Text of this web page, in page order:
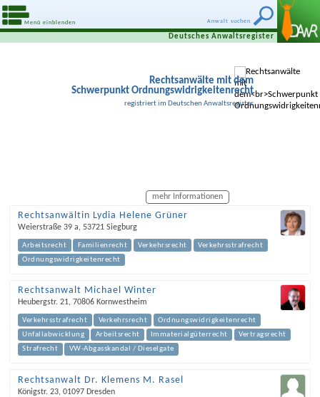
Anwalt suchen
Menü einblenden
Deutsches Anwaltsregister
Rechtsanwälte mit dem
Schwerpunkt Ordnungswidrigkeitenrecht
registriert im Deutschen Anwaltsregister
mehr Informationen
Rechtsanwältin Lydia Helene Grüner
Weierstraße 39 a, 53721 Siegburg
Arbeitsrecht Familienrecht Verkehrsrecht
Verkehrsstrafrecht
Ordnungswidrigkeitenrecht
Rechtsanwalt Michael Winter
Heubergstr. 21, 70806 Kornwestheim
Verkehrsstrafrecht Verkehrsrecht
Ordnungswidrigkeitenrecht
Unfallabwicklung
Arbeitsrecht Immaterialgüterrecht
Vertragsrecht
Strafrecht
VW-Abgasskandal / Dieselgate
Rechtsanwalt Dr. Klemens M. Rasel
Königstr. 23, 01097 Dresden